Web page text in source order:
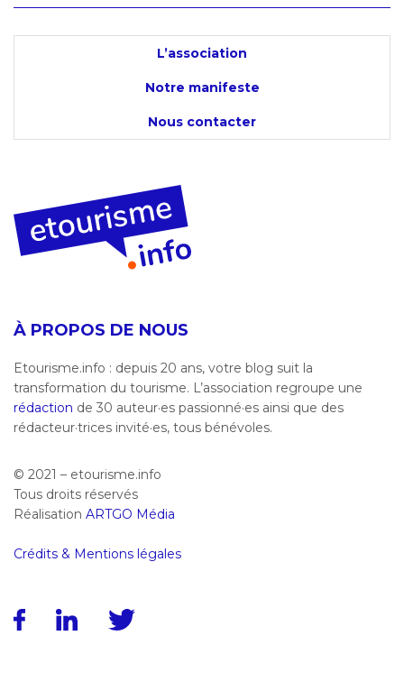
L’association
Notre manifeste
Nous contacter
À PROPOS DE NOUS
Etourisme.info : depuis 20 ans, votre blog suit la
transformation du tourisme. L’association regroupe une
rédaction de 30 auteur·es passionné·es ainsi que des
rédacteur·trices invité·es, tous bénévoles.
© 2021 – etourisme.info
Tous droits réservés
Réalisation ARTGO Média
Crédits & Mentions légales